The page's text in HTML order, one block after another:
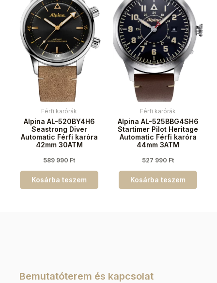
Férfi karórák
Alpina AL-520BY4H6
Seastrong Diver
Automatic Férfi karóra
42mm 30ATM
589 990 Ft
Kosárba teszem
Férfi karórák
Alpina AL-525BBG4SH6
Startimer Pilot Heritage
Automatic Férfi karóra
44mm 3ATM
527 990 Ft
Kosárba teszem
Bemutatóterem és kapcsolat